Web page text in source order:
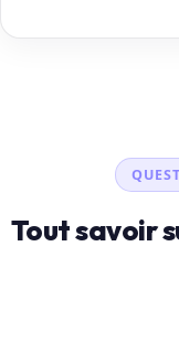
Tout savoir